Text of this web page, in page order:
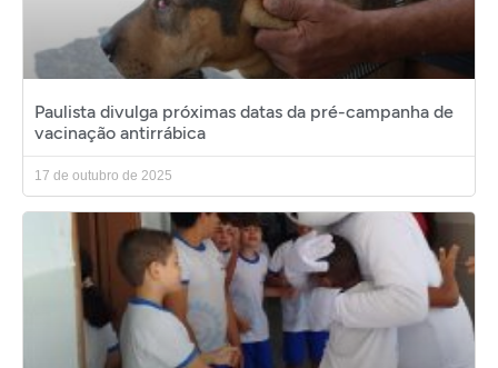
Paulista divulga próximas datas da pré-campanha de
vacinação antirrábica
17 de outubro de 2025